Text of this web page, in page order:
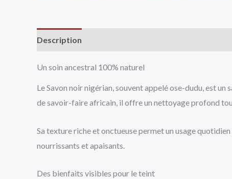
Description
Un soin ancestral 100% naturel
Le Savon noir nigérian, souvent appelé ose-dudu, est
de savoir-faire africain, il offre un nettoyage profond
Sa texture riche et onctueuse permet un usage
nourrissants et apaisants.
Des bienfaits visibles pour le teint